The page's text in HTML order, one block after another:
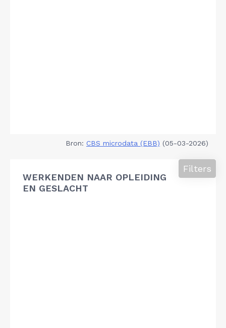
Bron: CBS microdata (EBB) (05-03-2026)
WERKENDEN NAAR OPLEIDING
EN GESLACHT
Filters